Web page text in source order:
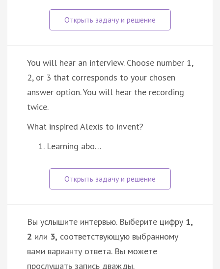
You will hear an interview. Choose number 1,
2, or 3 that corresponds to your chosen
answer option. You will hear the recording
twice.
What inspired Alexis to invent?
Learning abo…
Вы услышите интервью. Выберите цифру 1,
2 или 3, соответствующую выбранному
вами варианту ответа. Вы можете
прослушать запись дважды.